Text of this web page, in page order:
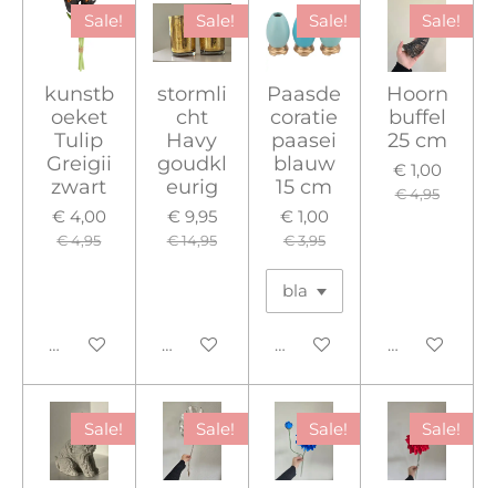
Sale!
kunstb
oeket
Tulip
Greigii
zwart
€ 4,00
€ 4,95
In winkelwagen
Sale!
stormli
cht
Havy
goudkl
eurig
€ 9,95
€ 14,95
In winkelwagen
Sale!
Paasde
coratie
paasei
blauw
15 cm
€ 1,00
€ 3,95
In winkelwagen
Sale!
Hoorn
buffel
25 cm
€ 1,00
€ 4,95
In
Sale! Sale! Sale! Sale!